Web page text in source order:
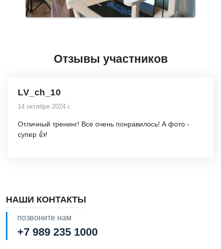
Отзывы участников
LV_ch_10
14 октября 2024 г.
Отличный тренинг! Все очень понравилось! А фото -
супер 👍!
НАШИ КОНТАКТЫ
позвоните нам
+7 989 235 1000